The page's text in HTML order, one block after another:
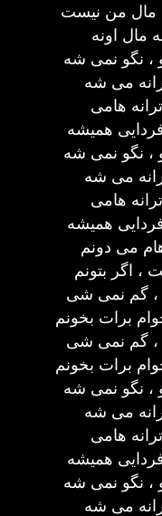
مال من نیست
مال اونه
، نگو نمی شه
می شه
هامی
همیشه
، نگو نمی شه
می شه
هامی
همیشه
می دونم
، اگر بتونم
گم نمی شی
برات بخونم
گم نمی شی
برات بخونم
، نگو نمی شه
می شه
هامی
همیشه
، نگو نمی شه
می شه